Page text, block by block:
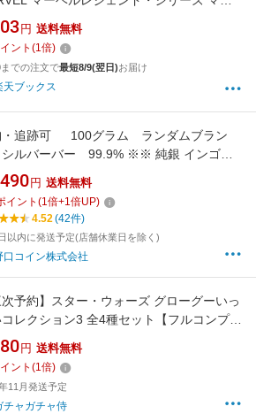
ミックス アンキャニィX-MEN オンスロ
コレクション用 アクションフィギュア 8
(20 cm) G2112 正規品
円 送料無料
ント (1倍)
での注文で最短8/9(翌日)お届け
天ブックス
・追跡可 100グラム ランダムブラン
ルバーバー 99.9% ※※ 純銀 インゴッ
シルバーバー SILVER 100g
円 送料無料
イント (1倍+1倍UP)
4.52(42件)
以内に発送予定(店舗休業日を除く)
口コイン株式会社
次予約】スター・ウォーズ グローグーいっ
レクション3 全4種セット【フルコンプリ
2026年12月～2027月1月入荷予定】
円 送料無料
ント (1倍)
11月発送予定
チャガチャ侍